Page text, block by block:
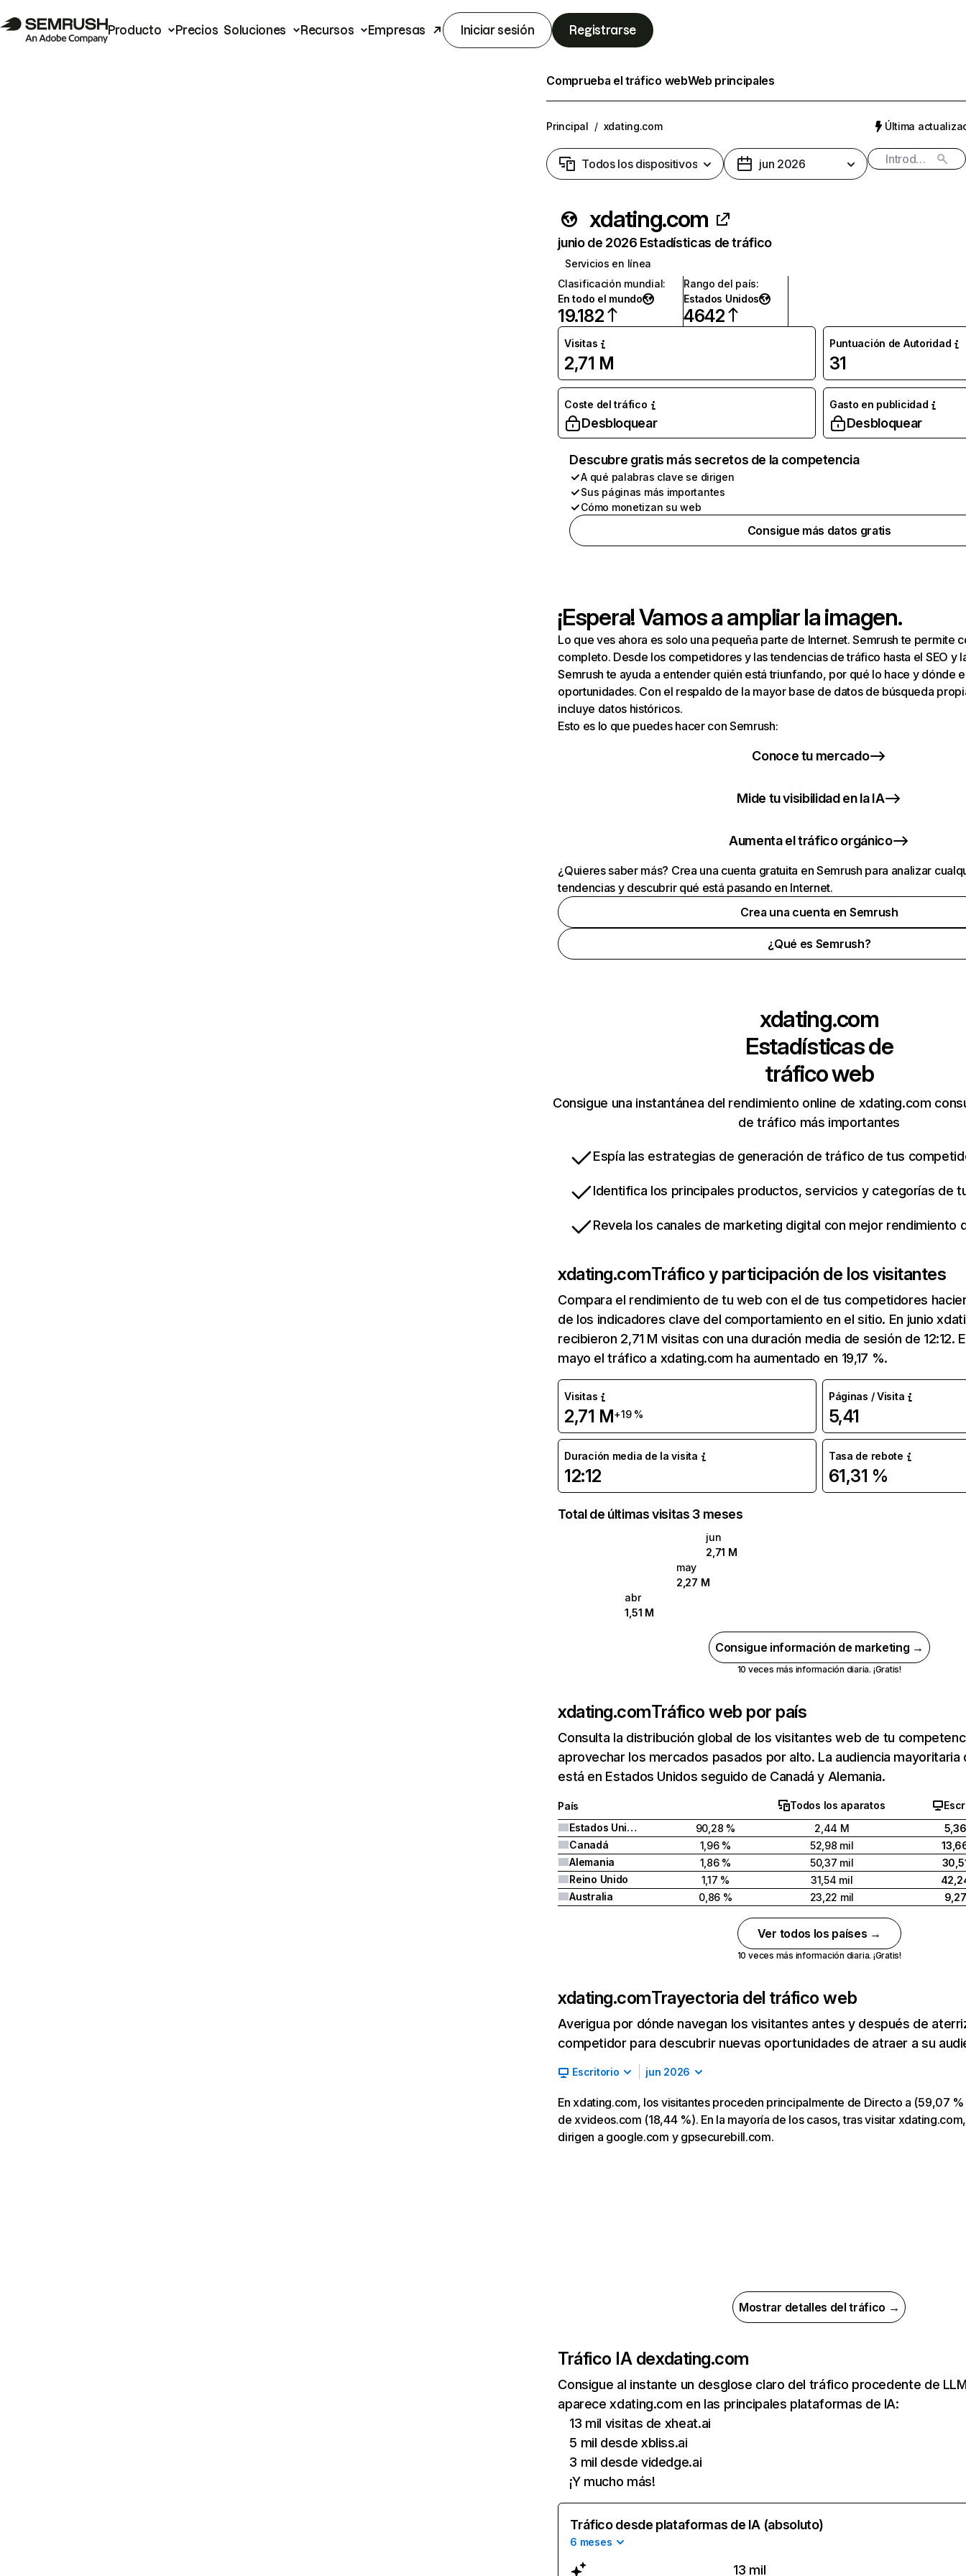
Producto Precios Soluciones Recursos Empresas Iniciar sesión Registrarse
Comprueba el tráfico webWeb principales
Principal / xdating.com Última
Todos los dispositivos jun 2026
xdating.com
junio de 2026 Estadísticas de tráfico
Servicios en línea
Clasificación mundial:
En todo el mundo
19.182
Rango del país:
Estados Unidos
4642
Visitas
2,71 M
Puntuación de Autoridad
31
Coste del tráfico
Desbloquear
Gasto en publicidad
Desbloquear
Descubre gratis más secretos de la competencia
A qué palabras clave se dirigen
Sus páginas más importantes
Cómo monetizan su web
Consigue más datos gratis
¡Espera! Vamos a ampliar la imagen.
Lo que ves ahora es solo una pequeña parte de Internet. Semrush te permite
completo. Desde los competidores y las tendencias de tráfico hasta el SEO y
Semrush te ayuda a entender quién está triunfando, por qué lo hace y dónde
oportunidades. Con el respaldo de la mayor base de datos de búsqueda
incluye datos históricos.
Esto es lo que puedes hacer con Semrush:
Conoce tu mercado
Mide tu visibilidad en la IA
Aumenta el tráfico orgánico
¿Quieres saber más? Crea una cuenta gratuita en Semrush para analizar
tendencias y descubrir qué está pasando en Internet.
Crea una cuenta en Semrush
¿Qué es Semrush?
xdating.com
Estadísticas de
tráfico web
Consigue una instantánea del rendimiento online de xdating.com
de tráfico más importantes
Espía las estrategias de generación de tráfico de tus
Identifica los principales productos, servicios y categorías de
Revela los canales de marketing digital con mejor rendimiento
xdating.comTráfico y participación de los visitantes
Compara el rendimiento de tu web con el de tus competidores
de los indicadores clave del comportamiento en el sitio. En junio
recibieron 2,71 M visitas con una duración media de sesión de 12:12.
mayo el tráfico a xdating.com ha aumentado en 19,17 %.
Visitas
2,71 M+19 %
Páginas / Visita
5,41
Duración media de la visita
12:12
Tasa de rebote
61,31 %
Total de últimas visitas 3 meses
jun
2,71 M
may
2,27 M
abr
1,51 M
Consigue información de marketing →
10 veces más información diaria. ¡Gratis!
xdating.comTráfico web por país
Consulta la distribución global de los visitantes web de tu
aprovechar los mercados pasados por alto. La audiencia mayoritaria
está en Estados Unidos seguido de Canadá y Alemania.
País Todos los aparatos
Estados Unidos
90,28 % 2,44 M
Canadá
1,96 % 52,98 mil
Alemania
1,86 % 50,37 mil
Reino Unido
1,17 % 31,54 mil
Australia
0,86 % 23,22 mil
Ver todos los países →
10 veces más información diaria. ¡Gratis!
xdating.comTrayectoria del tráfico web
Averigua por dónde navegan los visitantes antes y después de
competidor para descubrir nuevas oportunidades de atraer a su
Escritorio jun 2026
En xdating.com, los visitantes proceden principalmente de Directo a (59,07
de xvideos.com (18,44 %). En la mayoría de los casos, tras visitar
dirigen a google.com y gpsecurebill.com.
Mostrar detalles del tráfico →
Tráfico IA dexdating.com
Consigue al instante un desglose claro del tráfico procedente de
aparece xdating.com en las principales plataformas de IA:
13 mil visitas de xheat.ai
5 mil desde xbliss.ai
3 mil desde videdge.ai
¡Y mucho más!
Tráfico desde plataformas de IA (absoluto)
6 meses
13 mil